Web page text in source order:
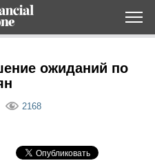
ожиданий по
2168